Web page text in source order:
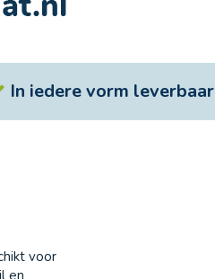
In iedere vorm leverbaar
voor
en